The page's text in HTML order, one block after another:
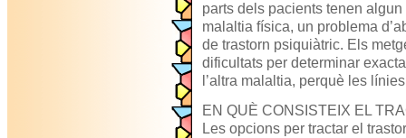
parts dels pacients tenen
malaltia física, un problema
de trastorn psiquiàtric. Els
dificultats per determinar
l’altra malaltia, perquè les
EN QUÈ CONSISTEIX EL
Les opcions per tractar el